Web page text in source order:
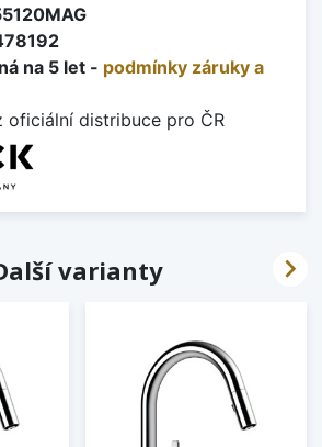
na 5 let - podmínky záruky a
oficiální distribuce pro ČR
varianty 